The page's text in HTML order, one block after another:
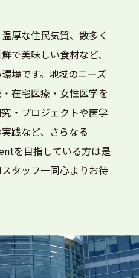
厚な住民気質、数多く
で美味しい食材など、
境です。地域のニーズ
在宅医療・女性医学を
・プロジェクトや医学
践など、さらなる
を目指している方は是
タッフ一同心よりお待